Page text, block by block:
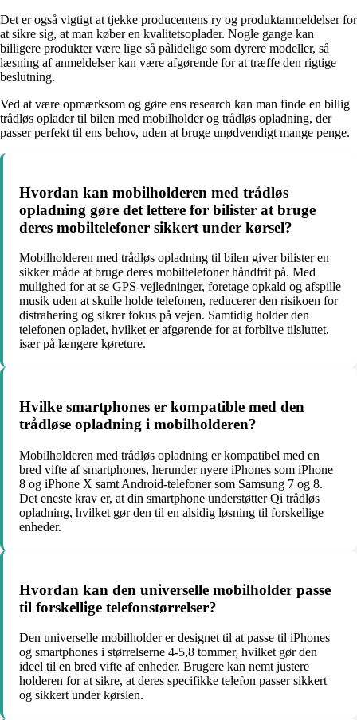
Det er også vigtigt at tjekke producentens ry og produktanmeldelser for
at sikre sig, at man køber en kvalitetsoplader. Nogle gange kan
billigere produkter være lige så pålidelige som dyrere modeller, så
læsning af anmeldelser kan være afgørende for at træffe den rigtige
beslutning.
Ved at være opmærksom og gøre ens research kan man finde en billig
trådløs oplader til bilen med mobilholder og trådløs opladning, der
passer perfekt til ens behov, uden at bruge unødvendigt mange penge.
Hvordan kan mobilholderen med trådløs
opladning gøre det lettere for bilister at bruge
deres mobiltelefoner sikkert under kørsel?
Mobilholderen med trådløs opladning til bilen giver bilister en
sikker måde at bruge deres mobiltelefoner håndfrit på. Med
mulighed for at se GPS-vejledninger, foretage opkald og afspille
musik uden at skulle holde telefonen, reducerer den risikoen for
distrahering og sikrer fokus på vejen. Samtidig holder den
telefonen opladet, hvilket er afgørende for at forblive tilsluttet,
især på længere køreture.
Hvilke smartphones er kompatible med den
trådløse opladning i mobilholderen?
Mobilholderen med trådløs opladning er kompatibel med en
bred vifte af smartphones, herunder nyere iPhones som iPhone
8 og iPhone X samt Android-telefoner som Samsung 7 og 8.
Det eneste krav er, at din smartphone understøtter Qi trådløs
opladning, hvilket gør den til en alsidig løsning til forskellige
enheder.
Hvordan kan den universelle mobilholder passe
til forskellige telefonstørrelser?
Den universelle mobilholder er designet til at passe til iPhones
og smartphones i størrelserne 4-5,8 tommer, hvilket gør den
ideel til en bred vifte af enheder. Brugere kan nemt justere
holderen for at sikre, at deres specifikke telefon passer sikkert
og sikkert under kørslen.